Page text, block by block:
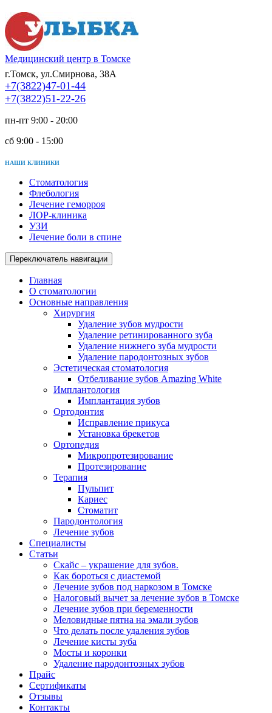
Медицинский центр в Томске
г.Томск, ул.Смирнова, 38А
+7(3822)47-01-44
+7(3822)51-22-26
пн-пт 9:00 - 20:00
сб 9:00 - 15:00
НАШИ КЛИНИКИ
Стоматология
Флебология
Лечение геморроя
ЛОР-клиника
УЗИ
Лечение боли в спине
Переключатель навигации
Главная
О стоматологии
Основные направления
Хирургия
Удаление зубов мудрости
Удаление ретинированного зуба
Удаление нижнего зуба мудрости
Удаление пародонтозных зубов
Эстетическая стоматология
Отбеливание зубов Amazing White
Имплантология
Имплантация зубов
Ортодонтия
Исправление прикуса
Установка брекетов
Ортопедия
Микропротезирование
Протезирование
Терапия
Пульпит
Кариес
Стоматит
Пародонтология
Лечение зубов
Специалисты
Статьи
Cкайс – украшение для зубов.
Как бороться с диастемой
Лечение зубов под наркозом в Томске
Налоговый вычет за лечение зубов в Томске
Лечение зубов при беременности
Меловидные пятна на эмали зубов
Что делать после удаления зубов
Лечение кисты зуба
Мосты и коронки
Удаление пародонтозных зубов
Прайс
Сертификаты
Отзывы
Контакты